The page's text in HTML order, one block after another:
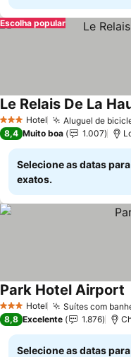
Escolha popular
3 EstrelasHotel Aluguel de
Le Relais De La
8,4 Muito boa 1.007
Selecione as datas
exatos.
3 EstrelasHotel Suítes com
Park Hotel Airport
8,8 Excelente 1.876
Selecione as datas